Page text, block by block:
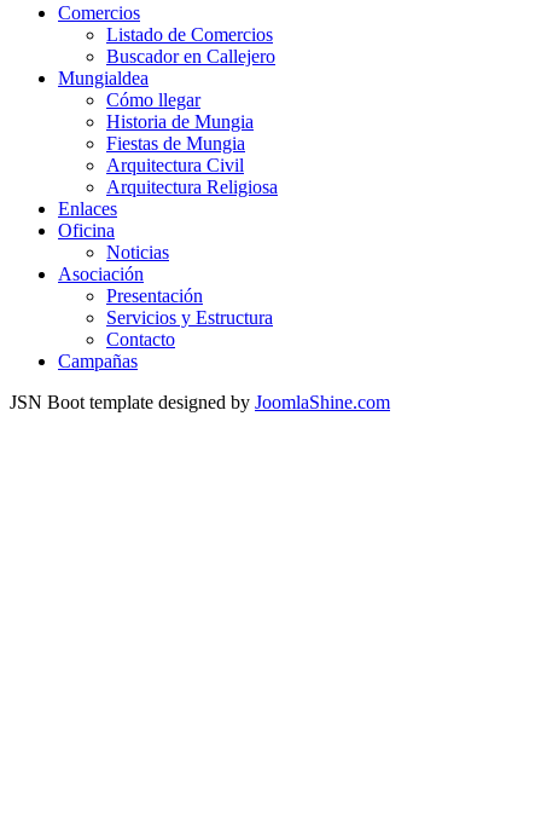
Comercios
Listado de Comercios
Buscador en Callejero
Mungialdea
Cómo llegar
Historia de Mungia
Fiestas de Mungia
Arquitectura Civil
Arquitectura Religiosa
Enlaces
Oficina
Noticias
Asociación
Presentación
Servicios y Estructura
Contacto
Campañas
JSN Boot template designed by JoomlaShine.com